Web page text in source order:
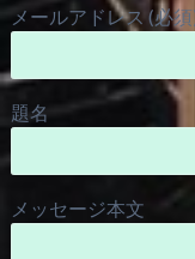
メールアドレス (必須
題名
メッセージ本文